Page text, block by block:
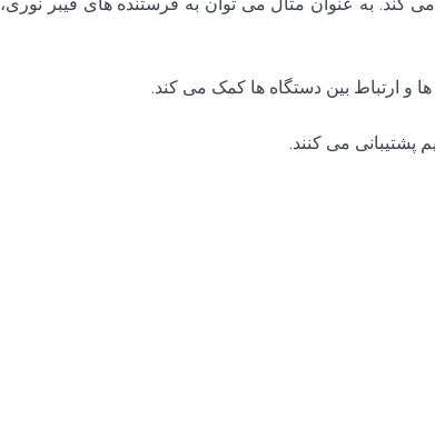
و ارتباط بین دستگاه ها کمک می کند.
پشتیبانی می کنند.